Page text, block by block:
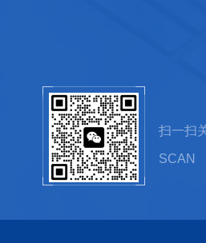
扫一扫
SCAN